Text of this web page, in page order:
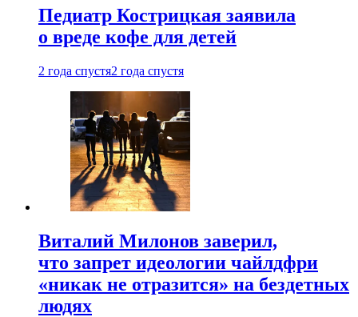
Педиатр Кострицкая заявила
о вреде кофе для детей
2 года спустя2 года спустя
Виталий Милонов заверил,
что запрет идеологии чайлдфри
«никак не отразится» на бездетных
людях